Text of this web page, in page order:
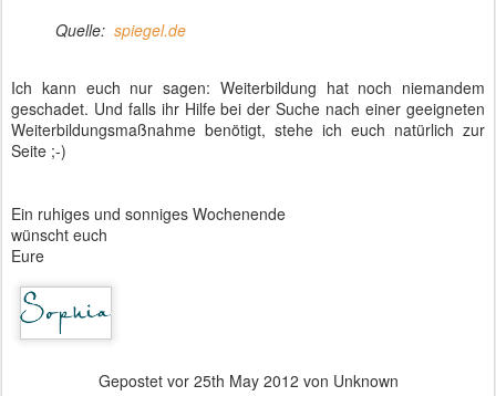
Quelle: spiegel.de
Ich kann euch nur sagen: Weiterbildung hat noch niemandem
geschadet. Und falls ihr Hilfe bei der Suche nach einer geeigneten
Weiterbildungsmaßnahme benötigt, stehe ich euch natürlich zur
Seite ;-)
Ein ruhiges und sonniges Wochenende
wünscht euch
Eure
Gepostet vor 25th May 2012 von Unknown